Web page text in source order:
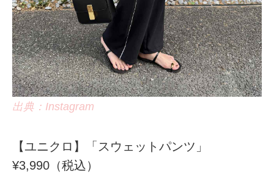
出典：Instagram
【ユニクロ】「スウェットパンツ」
¥3,990（税込）